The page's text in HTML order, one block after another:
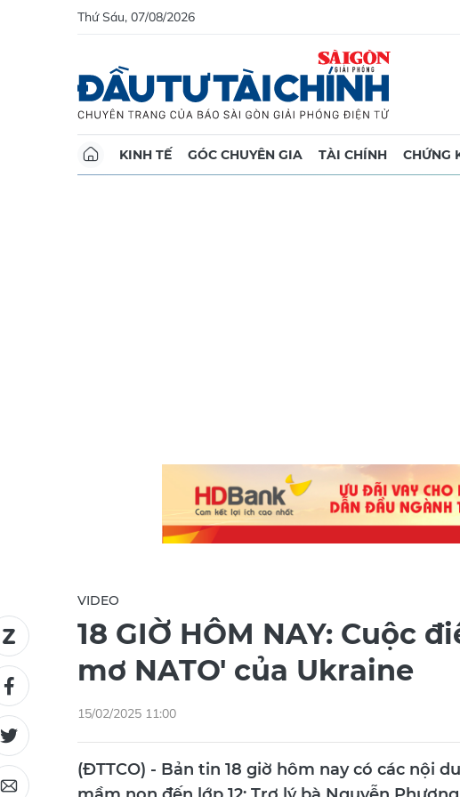
Thứ Sáu, 07/08/2026
KINH TẾ GÓC CHUYÊN GIA TÀI CHÍNH CHỨNG
VIDEO
18 GIỜ HÔM NAY: Cuộc
mơ NATO' của Ukraine
15/02/2025 11:00
(ĐTTCO) - Bản tin 18 giờ hôm nay có các nội